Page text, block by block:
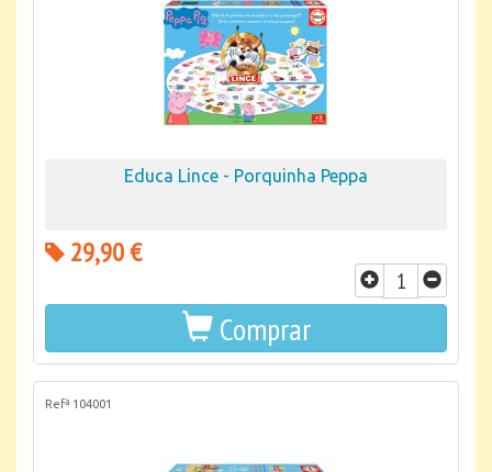
Educa Lince - Porquinha Peppa
29,90 €
Comprar
Refª 104001